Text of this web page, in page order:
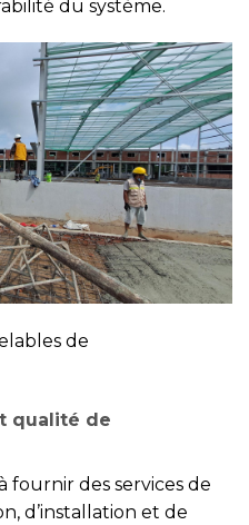
du système.
de
qualité de
fournir des services de
d’installation et de